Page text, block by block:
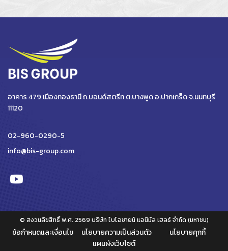
อาคาร 479 เมืองทองธานี ถ.บอนด์สตรีท ต.บางพูด อ.ปากเกร็ด จ.นนทบุรี
11120
02-960-0290-5
info@bis-group.com
© สงวนลิขสิทธิ์ พ.ศ. 2569 บริษัท ไบโอซายน์ แอนิมัล เฮลธ์ จำกัด (มหาชน)
ข้อกำหนดและเงื่อนไข นโยบายความเป็นส่วนตัว
นโยบายคุกกี้
แผนผังเว็บไซต์